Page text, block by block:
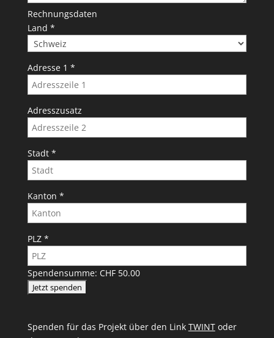
Rechnungsdaten
Land *
Adresse 1 *
Adresszusatz
Stadt *
Kanton *
PLZ *
Spendensumme: CHF 50.00
Spenden für das Projekt über den Link TWINToder